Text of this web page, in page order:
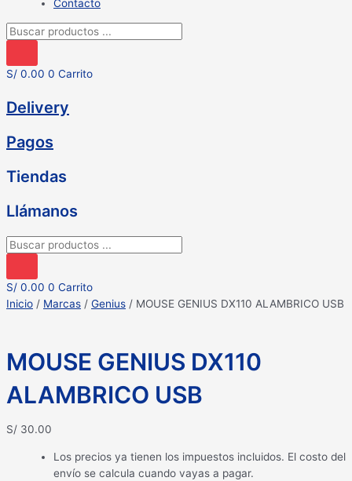
Contacto
Búsqueda
productos
S/ 0.00 0 Carrito
Delivery
Pagos
Tiendas
Llámanos
Búsqueda
productos
S/ 0.00 0 Carrito
Inicio / Marcas / Genius / MOUSE GENIUS DX110 ALAMBRICO USB
MOUSE GENIUS DX110
ALAMBRICO USB
S/ 30.00
Los precios ya tienen los impuestos incluidos. El costo del
envío se calcula cuando vayas a pagar.